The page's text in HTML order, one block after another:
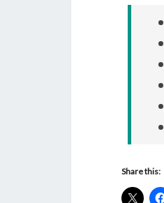
Share this: